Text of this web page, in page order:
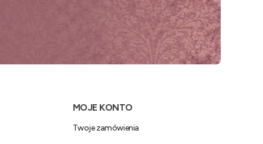
MOJE KONTO
Twoje zamówienia